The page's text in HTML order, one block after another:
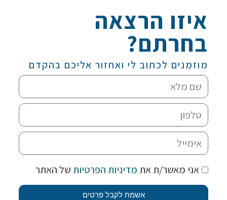
איזו הרצאה
בחרתם?
מוזמנים לכתוב לי ואחזור אליכם בהקדם
אני מאשר/ת את מדיניות הפרטיות של האתר
אשמח לקבל פרטים